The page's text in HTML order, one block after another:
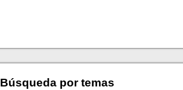
Búsqueda por temas